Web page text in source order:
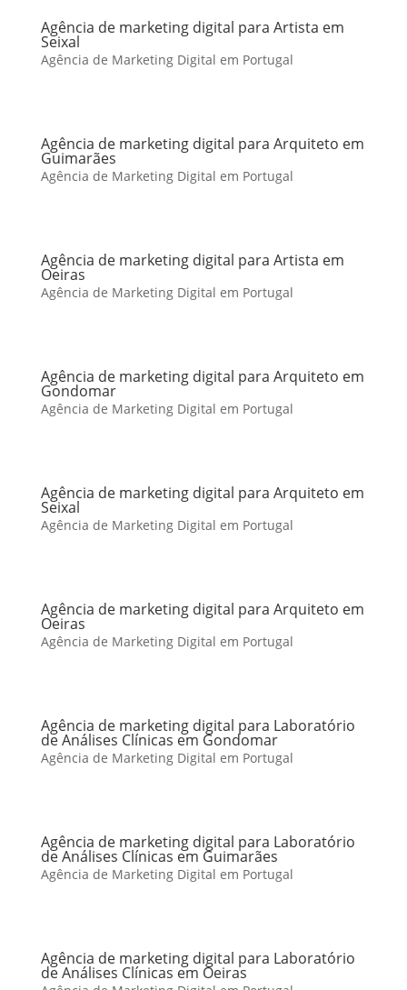
Agência de marketing digital para Artista em
Seixal
Agência de Marketing Digital em Portugal
Agência de marketing digital para Arquiteto em
Guimarães
Agência de Marketing Digital em Portugal
Agência de marketing digital para Artista em
Oeiras
Agência de Marketing Digital em Portugal
Agência de marketing digital para Arquiteto em
Gondomar
Agência de Marketing Digital em Portugal
Agência de marketing digital para Arquiteto em
Seixal
Agência de Marketing Digital em Portugal
Agência de marketing digital para Arquiteto em
Oeiras
Agência de Marketing Digital em Portugal
Agência de marketing digital para Laboratório
de Análises Clínicas em Gondomar
Agência de Marketing Digital em Portugal
Agência de marketing digital para Laboratório
de Análises Clínicas em Guimarães
Agência de Marketing Digital em Portugal
Agência de marketing digital para Laboratório
de Análises Clínicas em Oeiras